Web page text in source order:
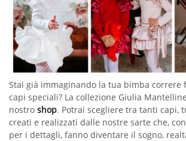
Stai già immaginando la tua bimba correre
capi speciali? La collezione Giulia
nostro shop. Potrai scegliere tra tanti capi,
creati e realizzati dalle nostre sarte che,
per i dettagli, fanno diventare il sogno,